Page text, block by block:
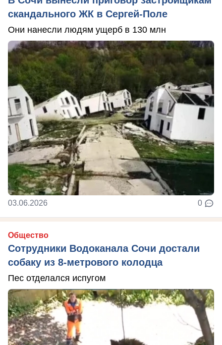
скандального ЖК в Сергей-Поле
Они нанесли людям ущерб в 130 млн
03.06.2026 0
Общество
Сотрудники Водоканала Сочи достали
собаку из 8-метрового колодца
Пес отделался испугом